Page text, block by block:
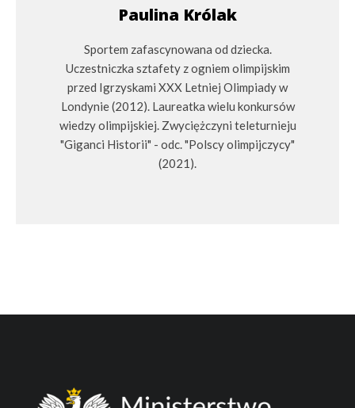
Paulina Królak
Sportem zafascynowana od dziecka.
Uczestniczka sztafety z ogniem olimpijskim
przed Igrzyskami XXX Letniej Olimpiady w
Londynie (2012). Laureatka wielu konkursów
wiedzy olimpijskiej. Zwyciężczyni teleturnieju
"Giganci Historii" - odc. "Polscy olimpijczycy"
(2021).